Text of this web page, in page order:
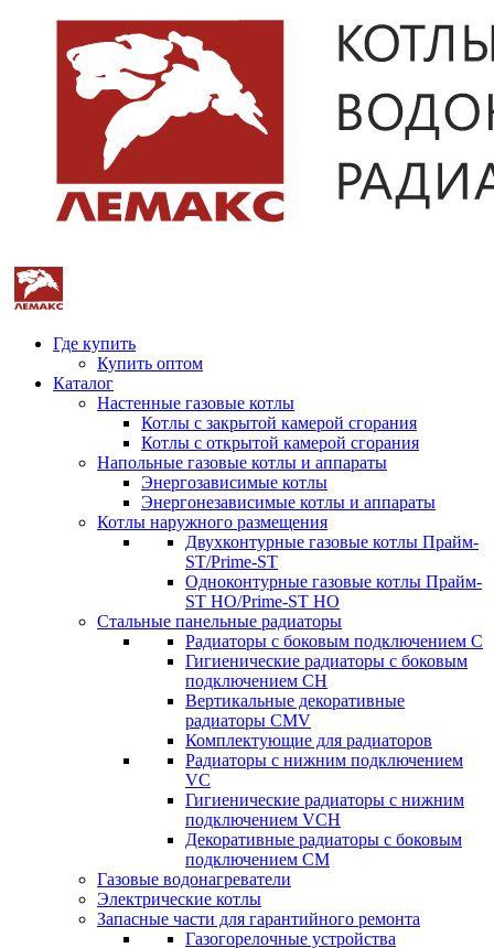
Где купить
Купить оптом
Каталог
Настенные газовые котлы
Котлы с закрытой камерой сгорания
Котлы с открытой камерой сгорания
Напольные газовые котлы и аппараты
Энергозависимые котлы
Энергонезависимые котлы и аппараты
Котлы наружного размещения
Двухконтурные газовые котлы Прайм-
ST/Prime-ST
Одноконтурные газовые котлы Прайм-
ST HO/Prime-ST HO
Стальные панельные радиаторы
Радиаторы c боковым подключением C
Гигиенические радиаторы c боковым
подключением CH
Вертикальные декоративные
радиаторы CMV
Комплектующие для радиаторов
Радиаторы c нижним подключением
VC
Гигиенические радиаторы c нижним
подключением VCH
Декоративные радиаторы с боковым
подключением CM
Газовые водонагреватели
Электрические котлы
Запасные части для гарантийного ремонта
Газогорелочные устройства